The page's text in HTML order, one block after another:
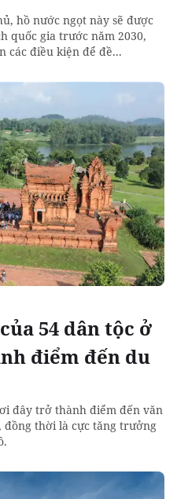
hồ nước ngọt này sẽ được
quốc gia trước năm 2030,
các điều kiện để đề...
54 dân tộc ở
điểm đến du
đây trở thành điểm đến văn
đồng thời là cực tăng trưởng